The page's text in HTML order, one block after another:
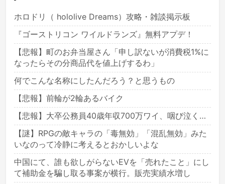
ホロドリ（ hololive Dreams）攻略・雑談掲示板
『ゴーストリコン ワイルドランズ』無料アプデ！
【悲報】町のお弁当屋さん「申し訳ないが消費税1%に
なったらその分商品代を値上げするわ」
何でこんな名称にしたんだろう？と思うもの
【悲報】前輪が2輪あるバイク
【悲報】大卒公務員40歳年収700万ワイ、咽び泣く…
【謎】RPGの敵キャラの「毒無効」「混乱無効」みた
いなのって冷静に考えるとおかしいよな
中国にて、誰も欲しがらないEVを「売れたこと」にし
て補助金を騙し取る事案が横行。販売実績水増し